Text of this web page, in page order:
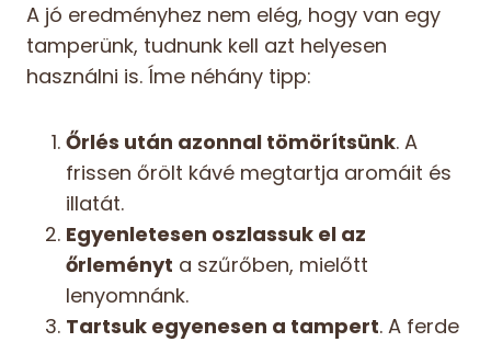
A jó eredményhez nem elég, hogy van egy
tamperünk, tudnunk kell azt helyesen
használni is. Íme néhány tipp:
Őrlés után azonnal tömörítsünk. A
frissen őrölt kávé megtartja aromáit és
illatát.
Egyenletesen oszlassuk el az
őrleményt a szűrőben, mielőtt
lenyomnánk.
Tartsuk egyenesen a tampert. A ferde